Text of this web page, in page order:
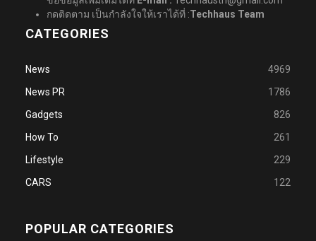
กดติดตาม เป็นกำลังใจให้เราได้ที่ :Techhaus Team
CATEGORIES
News
4969
News PR
1786
Gadgets
826
How To
261
Lifestyle
229
CARS
122
POPULAR CATEGORIES